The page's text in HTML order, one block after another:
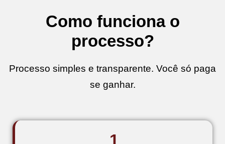
Como funciona o
processo?
Processo simples e transparente. Você só paga
se ganhar.
1